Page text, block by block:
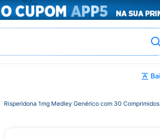
Risperidona 1mg Medley Genérico com 30 Comprimidos